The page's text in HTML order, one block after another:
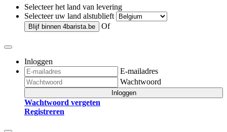
Selecteer het land van levering
Selecteer uw land alstublieft
Blijf binnen 4barista.be Of
Inloggen
E-mailadres
Wachtwoord
Inloggen
Wachtwoord vergeten
Registreren